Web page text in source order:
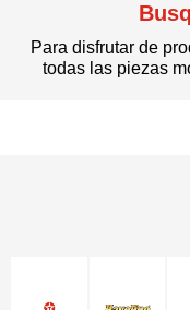
Para disfrutar de
todas las piezas